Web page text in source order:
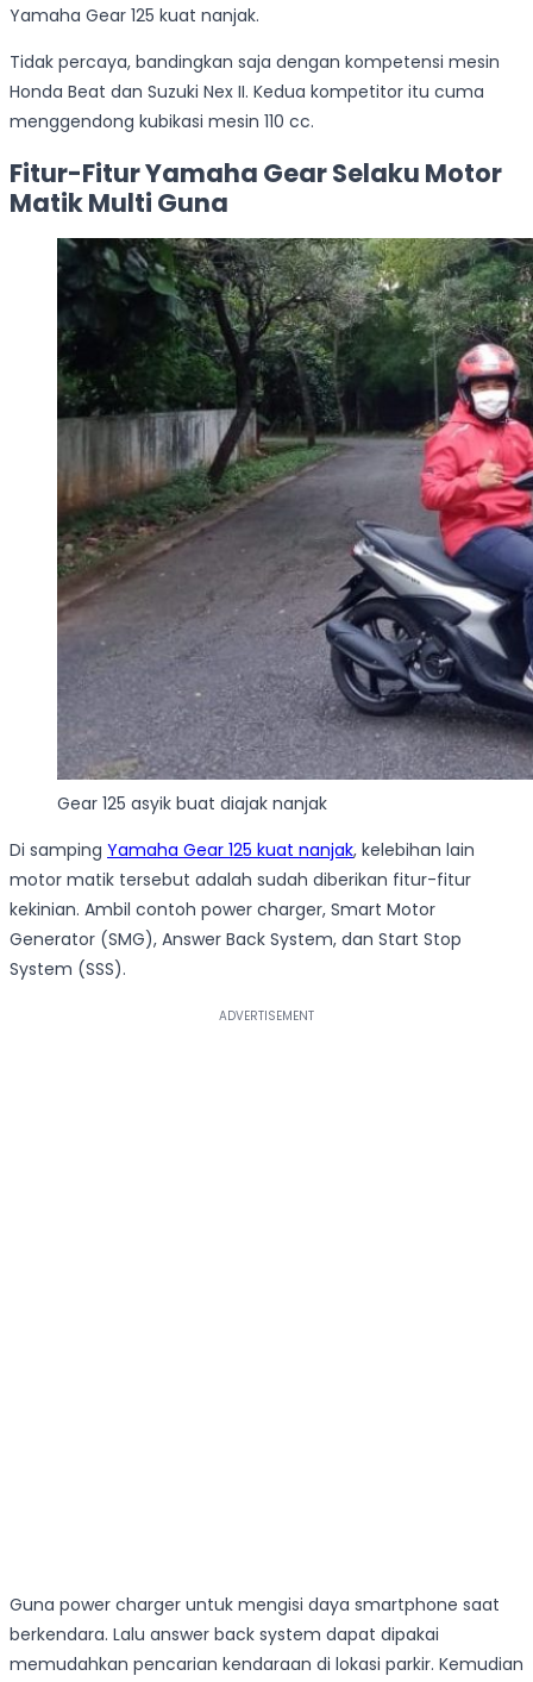
Yamaha Gear 125 kuat nanjak.
Tidak percaya, bandingkan saja dengan kompetensi mesin
Honda Beat dan Suzuki Nex II. Kedua kompetitor itu cuma
menggendong kubikasi mesin 110 cc.
Fitur-Fitur Yamaha Gear Selaku Motor
Matik Multi Guna
Gear 125 asyik buat diajak nanjak
Di samping Yamaha Gear 125 kuat nanjak, kelebihan lain
motor matik tersebut adalah sudah diberikan fitur-fitur
kekinian. Ambil contoh power charger, Smart Motor
Generator (SMG), Answer Back System, dan Start Stop
System (SSS).
Guna power charger untuk mengisi daya smartphone saat
berkendara. Lalu answer back system dapat dipakai
memudahkan pencarian kendaraan di lokasi parkir. Kemudian